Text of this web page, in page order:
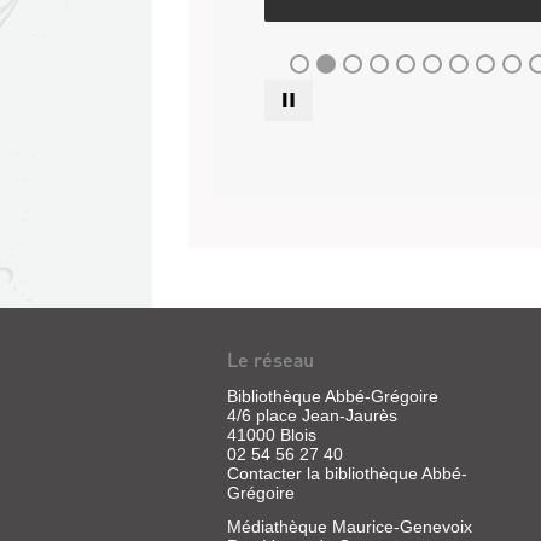
Blois,
ca
1895
Hubert
Fillay,
Les
Le réseau
Bibliothèque Abbé-Grégoire
4/6 place Jean-Jaurès
41000 Blois
02 54 56 27 40
Contacter la bibliothèque Abbé-
Grégoire
Médiathèque Maurice-Genevoix